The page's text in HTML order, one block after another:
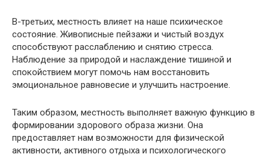
В-третьих, местность влияет на наше психическое
состояние. Живописные пейзажи и чистый воздух
способствуют расслаблению и снятию стресса.
Наблюдение за природой и наслаждение тишиной и
спокойствием могут помочь нам восстановить
эмоциональное равновесие и улучшить настроение.
Таким образом, местность выполняет важную функцию в
формировании здорового образа жизни. Она
предоставляет нам возможности для физической
активности, активного отдыха и психологического